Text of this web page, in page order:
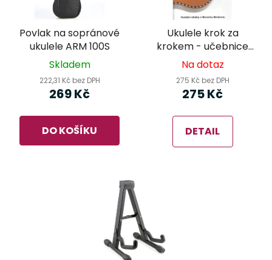
Povlak na sopránové
ukulele ARM 100S
Skladem
222,31 Kč bez DPH
269 Kč
DO KOŠÍKU
Ukulele krok za
krokem - učebnice
pro začátečníky -
Na dotaz
275 Kč bez DPH
275 Kč
DETAIL